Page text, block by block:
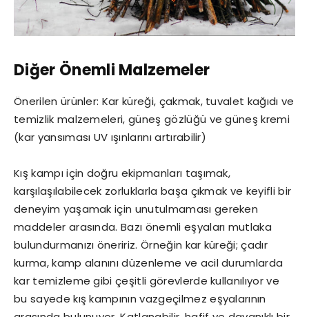
Diğer Önemli Malzemeler
Önerilen ürünler: Kar küreği, çakmak, tuvalet kağıdı ve
temizlik malzemeleri, güneş gözlüğü ve güneş kremi
(kar yansıması UV ışınlarını artırabilir)
Kış kampı için doğru ekipmanları taşımak,
karşılaşılabilecek zorluklarla başa çıkmak ve keyifli bir
deneyim yaşamak için unutulmaması gereken
maddeler arasında. Bazı önemli eşyaları mutlaka
bulundurmanızı öneririz. Örneğin kar küreği; çadır
kurma, kamp alanını düzenleme ve acil durumlarda
kar temizleme gibi çeşitli görevlerde kullanılıyor ve
bu sayede kış kampının vazgeçilmez eşyalarının